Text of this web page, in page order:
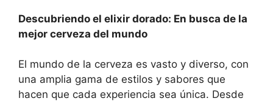
Descubriendo el elixir dorado: En busca de la
mejor cerveza del mundo
El mundo de la cerveza es vasto y diverso, con
una amplia gama de estilos y sabores que
hacen que cada experiencia sea única. Desde